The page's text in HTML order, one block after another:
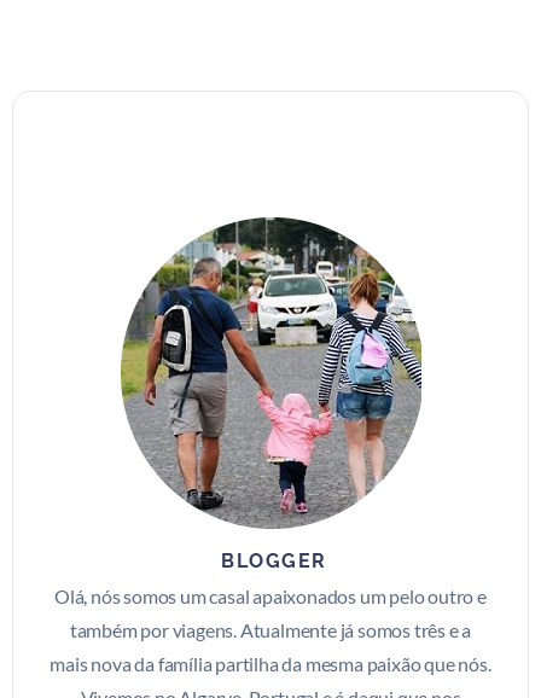
BLOGGER
Olá, nós somos um casal apaixonados um pelo outro e
também por viagens. Atualmente já somos três e a
mais nova da família partilha da mesma paixão que nós.